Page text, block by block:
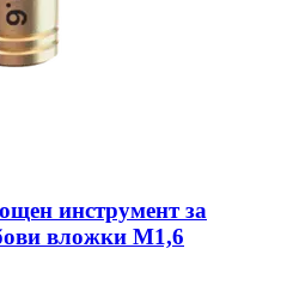
инструмент за
вложки M1,6